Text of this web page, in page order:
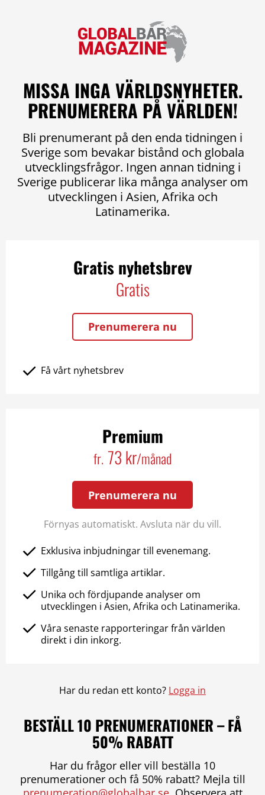
MISSA INGA VÄRLDSNYHETER.
PRENUMERERA PÅ VÄRLDEN!
Bli prenumerant på den enda tidningen i
Sverige som bevakar bistånd och globala
utvecklingsfrågor. Ingen annan tidning i
Sverige publicerar lika många analyser om
utvecklingen i Asien, Afrika och
Latinamerika.
Gratis nyhetsbrev
Gratis
Prenumerera nu
Få vårt nyhetsbrev
Premium
fr. 73 kr/månad
Prenumerera nu
Förnyas automatiskt. Avsluta när du vill.
Exklusiva inbjudningar till evenemang.
Tillgång till samtliga artiklar.
Unika och fördjupande analyser om
utvecklingen i Asien, Afrika och Latinamerika.
Våra senaste rapporteringar från världen
direkt i din inkorg.
Har du redan ett konto? Logga in
BESTÄLL 10 PRENUMERATIONER – FÅ
50% RABATT
Har du frågor eller vill beställa 10
prenumerationer och få 50% rabatt? Mejla till